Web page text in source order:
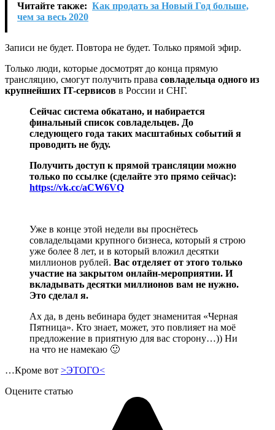
Читайте также: Как продать за Новый Год больше,
чем за весь 2020
Записи не будет. Повтора не будет. Только прямой эфир.
Только люди, которые досмотрят до конца прямую
трансляцию, смогут получить права совладельца одного из
крупнейших IT-сервисов в России и СНГ.
Сейчас система обкатано, и набирается
финальный список совладельцев. До
следующего года таких масштабных событий я
проводить не буду.
Получить доступ к прямой трансляции можно
только по ссылке (сделайте это прямо сейчас):
https://vk.cc/aCW6VQ
Уже в конце этой недели вы проснётесь
совладельцами крупного бизнеса, который я строю
уже более 8 лет, и в который вложил десятки
миллионов рублей. Вас отделяет от этого только
участие на закрытом онлайн-мероприятии. И
вкладывать десятки миллионов вам не нужно.
Это сделал я.
Ах да, в день вебинара будет знаменитая «Черная
Пятница». Кто знает, может, это повлияет на моё
предложение в приятную для вас сторону…)) Ни
на что не намекаю 🙂
…Кроме вот >ЭТОГО<
Оцените статью